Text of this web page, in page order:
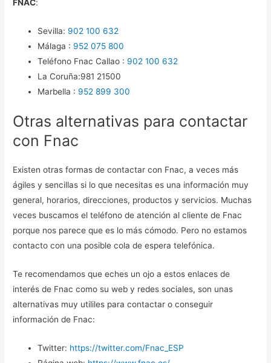
FNAC:
Sevilla: 902 100 632
Málaga : 952 075 800
Teléfono Fnac Callao : 902 100 632
La Coruña:981 21500
Marbella : 952 899 300
Otras alternativas para contactar
con Fnac
Existen otras formas de contactar con Fnac, a veces más
ágiles y sencillas si lo que necesitas es una información muy
general, horarios, direcciones, productos y servicios. Muchas
veces buscamos el teléfono de atención al cliente de Fnac
porque nos parece que es lo más cómodo. Pero no estamos
contacto con una posible cola de espera telefónica.
Te recomendamos que eches un ojo a estos enlaces de
interés de Fnac como su web y redes sociales, son unas
alternativas muy utililes para contactar o conseguir
información de Fnac:
Twitter: https://twitter.com/Fnac_ESP